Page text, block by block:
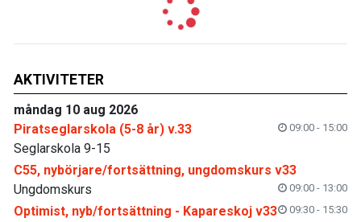
AKTIVITETER
måndag 10 aug 2026
Piratseglarskola (5-8 år) v.33
09:00 - 15:00
Seglarskola 9-15
C55, nybörjare/fortsättning, ungdomskurs v33
09:00 - 13:00
Ungdomskurs
Optimist, nyb/fortsättning - Kapareskoj v33
09:30 - 15:30